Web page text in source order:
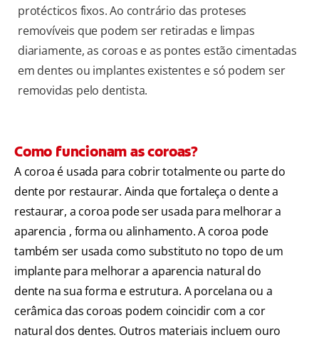
protécticos fixos. Ao contrário das proteses
removíveis que podem ser retiradas e limpas
diariamente, as coroas e as pontes estão cimentadas
em dentes ou implantes existentes e só podem ser
removidas pelo dentista.
Como funcionam as coroas?
A coroa é usada para cobrir totalmente ou parte do
dente por restaurar. Ainda que fortaleça o dente a
restaurar, a coroa pode ser usada para melhorar a
aparencia , forma ou alinhamento. A coroa pode
também ser usada como substituto no topo de um
implante para melhorar a aparencia natural do
dente na sua forma e estrutura. A porcelana ou a
cerâmica das coroas podem coincidir com a cor
natural dos dentes. Outros materiais incluem ouro